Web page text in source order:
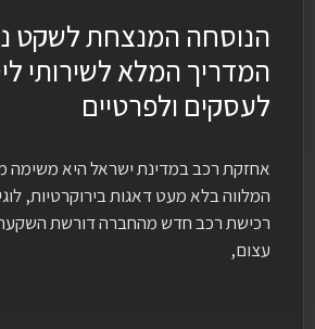
הנוסחה המנצחת לשקט
המדריך המלא לשירותי
לעסקים ולפרטיים
אחזקת רכב במדינת ישראל היא משימה
המלווה בלא מעט דאגות בירוקרטיות,
רכישת רכב חדש מהחברה דורשת השקעה
עצום,